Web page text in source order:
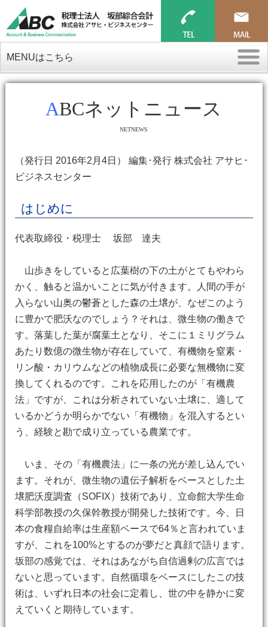
MENUはこちら
ABCネットニュース
NETNEWS
（発行日 2016年2月4日） 編集･発行 株式会社 アサヒ･
ビジネスセンター
はじめに
代表取締役・税理士 坂部 達夫
山歩きをしていると広葉樹の下の土がとてもやわら
かく、触ると温かいことに気が付きます。人間の手が
入らない山奥の鬱蒼とした森の土壌が、なぜこのよう
に豊かで肥沃なのでしょう？それは、微生物の働きで
す。落葉した葉が腐葉土となり、そこに１ミリグラム
あたり数億の微生物が存在していて、有機物を窒素・
リン酸・カリウムなどの植物成長に必要な無機物に変
換してくれるのです。これを応用したのが「有機農
法」ですが、これは分析されていない土壌に、適して
いるかどうか明らかでない「有機物」を混入するとい
う、経験と勘で成り立っている農業です。
いま、その「有機農法」に一条の光が差し込んでい
ます。それが、微生物の遺伝子解析をベースとした土
壌肥沃度調査（SOFIX）技術であり、立命館大学生命
科学部教授の久保幹教授が開発した技術です。今、日
本の食糧自給率は生産額ベースで64％と言われていま
すが、これを100%とするのが夢だと真顔で語ります。
坂部の感覚では、それはあながち自信過剰の広言では
ないと思っています。自然循環をベースにしたこの技
術は、いずれ日本の社会に定着し、世の中を静かに変
えていくと期待しています。